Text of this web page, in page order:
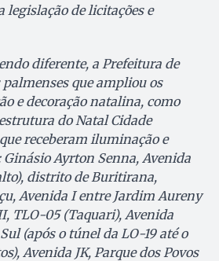
de licitações e
diferente, a Prefeitura de
palmenses que ampliou os
e decoração natalina, como
do Natal Cidade
receberam iluminação e
Ayrton Senna, Avenida
distrito de Buritirana,
Avenida I entre Jardim Aureny
TLO-05 (Taquari), Avenida
(após o túnel da LO-19 até o
Avenida JK, Parque dos Povos